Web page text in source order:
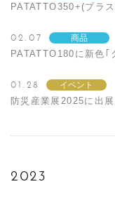
PATATTO350+(プラ
02.07 商品
PATATTO180に新色｢
01.28 イベント
防災産業展2025に出
2023